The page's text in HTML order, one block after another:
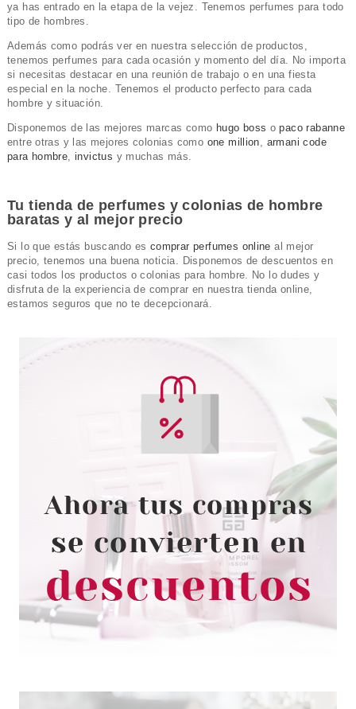
ya has entrado en la etapa de la vejez. Tenemos perfumes para todo
tipo de hombres.
Además como podrás ver en nuestra selección de productos,
tenemos perfumes para cada ocasión y momento del día. No importa
si necesitas destacar en una reunión de trabajo o en una fiesta
especial en la noche. Tenemos el producto perfecto para cada
hombre y situación.
Disponemos de las mejores marcas como hugo boss opaco rabanne
entre otras y las mejores colonias como one million, armani code
para hombre,invictus y muchas más.
Tu tienda de perfumes y colonias de hombre
baratas y al mejor precio
Si lo que estás buscando es comprar perfumes online al mejor
precio, tenemos una buena noticia. Disponemos de descuentos en
casi todos los productos o colonias para hombre. No lo dudes y
disfruta de la experiencia de comprar en nuestra tienda online,
estamos seguros que no te decepcionará.